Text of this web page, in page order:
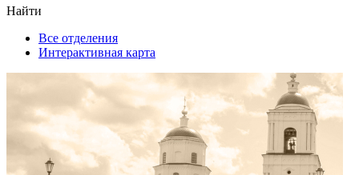
Найти
Все отделения
Интерактивная карта